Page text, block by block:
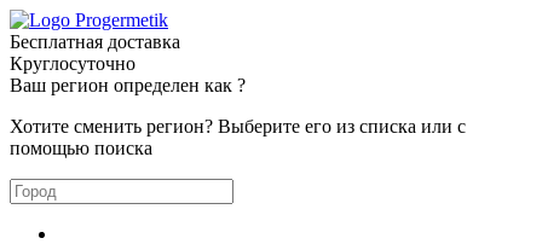
Бесплатная доставка
Круглосуточно
Ваш регион определен как ?
Хотите сменить регион? Выберите его из списка или с
помощью поиска